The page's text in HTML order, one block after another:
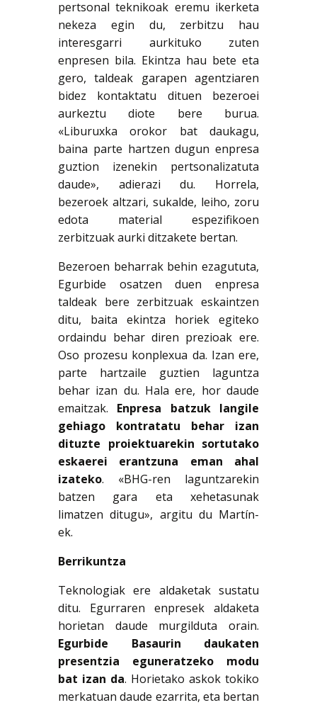
pertsonal teknikoak eremu ikerketa
nekeza egin du, zerbitzu hau
interesgarri aurkituko zuten
enpresen bila. Ekintza hau bete eta
gero, taldeak garapen agentziaren
bidez kontaktatu dituen bezeroei
aurkeztu diote bere burua.
«Liburuxka orokor bat daukagu,
baina parte hartzen dugun enpresa
guztion izenekin pertsonalizatuta
daude», adierazi du. Horrela,
bezeroek altzari, sukalde, leiho, zoru
edota material espezifikoen
zerbitzuak aurki ditzakete bertan.
Bezeroen beharrak behin ezagututa,
Egurbide osatzen duen enpresa
taldeak bere zerbitzuak eskaintzen
ditu, baita ekintza horiek egiteko
ordaindu behar diren prezioak ere.
Oso prozesu konplexua da. Izan ere,
parte hartzaile guztien laguntza
behar izan du. Hala ere, hor daude
emaitzak. Enpresa batzuk langile
gehiago kontratatu behar izan
dituzte proiektuarekin sortutako
eskaerei erantzuna eman ahal
izateko. «BHG-ren laguntzarekin
batzen gara eta xehetasunak
limatzen ditugu», argitu du Martín-
ek.
Berrikuntza
Teknologiak ere aldaketak sustatu
ditu. Egurraren enpresek aldaketa
horietan daude murgilduta orain.
Egurbide Basaurin daukaten
presentzia eguneratzeko modu
bat izan da. Horietako askok tokiko
merkatuan daude ezarrita, eta bertan